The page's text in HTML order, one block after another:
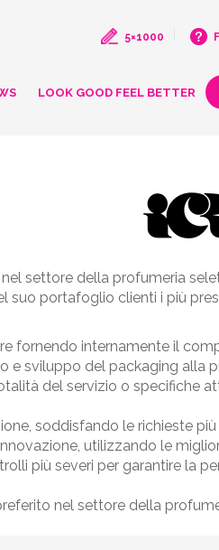
5×1000
LOOK GOOD FEEL BETTER
settore della profumeria
suo portafoglio clienti i più
fornendo internamente il
e sviluppo del packaging alla
del servizio o specifiche
soddisfando le richieste più
utilizzando le
più severi per garantire la
nel settore della